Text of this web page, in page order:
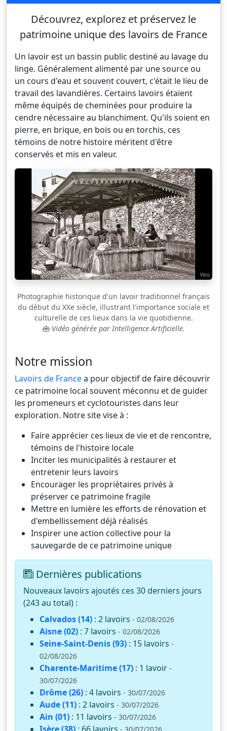
Découvrez, explorez et préservez le
patrimoine unique des lavoirs de France
Un lavoir est un bassin public destiné au lavage du
linge. Généralement alimenté par une source ou
un cours d'eau et souvent couvert, c'était le lieu de
travail des lavandières. Certains lavoirs étaient
même équipés de cheminées pour produire la
cendre nécessaire au blanchiment. Qu'ils soient en
pierre, en brique, en bois ou en torchis, ces
témoins de notre histoire méritent d'être
conservés et mis en valeur.
Photographie historique d'un lavoir traditionnel français
du début du XXe siècle, illustrant l'importance sociale et
culturelle de ces lieux dans la vie quotidienne.
Vidéo générée par Intelligence Artificielle.
Notre mission
Lavoirs de Francea pour objectif de faire découvrir
ce patrimoine local souvent méconnu et de guider
les promeneurs et cyclotouristes dans leur
exploration. Notre site vise à :
Faire apprécier ces lieux de vie et de rencontre,
témoins de l'histoire locale
Inciter les municipalités à restaurer et
entretenir leurs lavoirs
Encourager les propriétaires privés à
préserver ce patrimoine fragile
Mettre en lumière les efforts de rénovation et
d'embellissement déjà réalisés
Inspirer une action collective pour la
sauvegarde de ce patrimoine unique
Dernières publications
Nouveaux lavoirs ajoutés ces 30 derniers jours
(243 au total) :
Calvados (14) : 2 lavoirs - 02/08/2026
Aisne (02) : 7 lavoirs - 02/08/2026
Seine-Saint-Denis (93) : 15 lavoirs -
02/08/2026
Charente-Maritime (17) : 1 lavoir -
30/07/2026
Drôme (26) : 4 lavoirs - 30/07/2026
Aude (11) : 2 lavoirs - 30/07/2026
Ain (01) : 11 lavoirs - 30/07/2026